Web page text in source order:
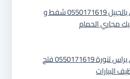
شركة تسليك مجاري بالجبيل 0550171619 شفط و
مجاري الحمام
شركة تسليك مجاري براس تنورة 0550171619 فتح
البيارات